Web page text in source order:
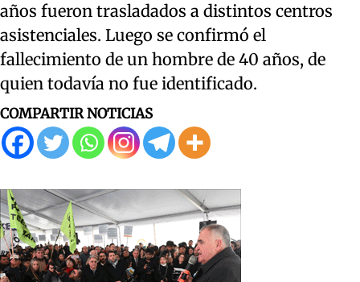
años fueron trasladados a distintos centros
asistenciales. Luego se confirmó el
fallecimiento de un hombre de 40 años, de
quien todavía no fue identificado.
COMPARTIR NOTICIAS